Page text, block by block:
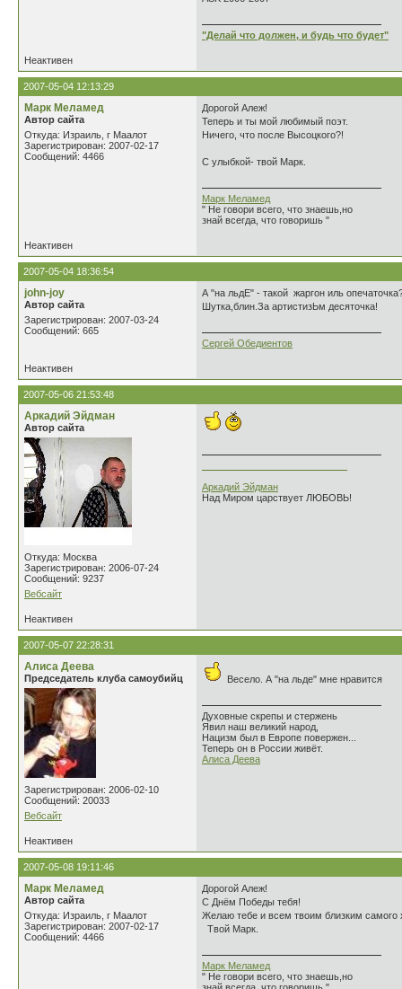
"Делай что должен, и будь что будет"
Неактивен
2007-05-04 12:13:29
Марк Меламед
Автор сайта
Откуда: Израиль, г Маалот
Зарегистрирован: 2007-02-17
Сообщений: 4466
Дорогой Алеж!
Теперь и ты мой любимый поэт.
Ничего, что после Высоцкого?!
С улыбкой- твой Марк.
Марк Меламед
" Не говори всего, что знаешь,но
знай всегда, что говоришь "
Неактивен
2007-05-04 18:36:54
john-joy
Автор сайта
Зарегистрирован: 2007-03-24
Сообщений: 665
А "на льдЕ" - такой жаргон иль
Шутка,блин.За артистизЬм десяточка!
Сергей Обедиентов
Неактивен
2007-05-06 21:53:48
Аркадий Эйдман
Автор сайта
Откуда: Москва
Зарегистрирован: 2006-07-24
Сообщений: 9237
Вебсайт
Аркадий Эйдман
Над Миром царствует ЛЮБОВЬ!
Неактивен
2007-05-07 22:28:31
Алиса Деева
Председатель клуба самоубийц
Зарегистрирован: 2006-02-10
Сообщений: 20033
Вебсайт
Весело. А "на льде" мне нравится
Духовные скрепы и стержень
Явил наш великий народ,
Нацизм был в Европе повержен...
Теперь он в России живёт.
Алиса Деева
Неактивен
2007-05-08 19:11:46
Марк Меламед
Автор сайта
Откуда: Израиль, г Маалот
Зарегистрирован: 2007-02-17
Сообщений: 4466
Дорогой Алеж!
С Днём Победы тебя!
Желаю тебе и всем твоим близким самого
Твой Марк.
Марк Меламед
" Не говори всего, что знаешь,но